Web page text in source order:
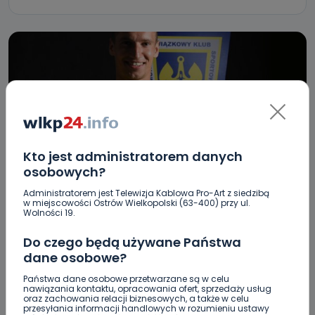
Kto jest administratorem danych
osobowych?
Administratorem jest Telewizja Kablowa Pro-Art z siedzibą
w miejscowości Ostrów Wielkopolski (63-400) przy ul.
Wolności 19.
Do czego będą używane Państwa
dane osobowe?
Państwa dane osobowe przetwarzane są w celu
nawiązania kontaktu, opracowania ofert, sprzedaży usług
oraz zachowania relacji biznesowych, a także w celu
przesyłania informacji handlowych w rozumieniu ustawy
Danielak w ekstraklasie
12.06.2018 06:54